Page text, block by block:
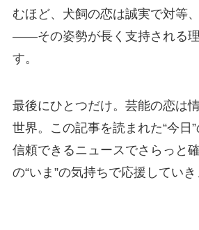
むほど、犬飼の恋は誠実で対等
——その姿勢が長く支持される
す。
最後にひとつだけ。芸能の恋は
世界。この記事を読まれた“今日
信頼できるニュースでさらっと
の“いま”の気持ちで応援していき